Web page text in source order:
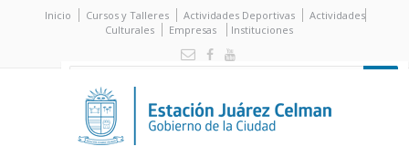
Inicio Cursos y Talleres Actividades Deportivas
Actividades
Culturales
Empresas Instituciones